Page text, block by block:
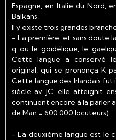
Espagne, en Italie du Nord,
Balkans.
Il y existe trois grandes
- Lapremière, et sans doute
q ou le goidélique, le
Cette langue a conservé
original, qui se prononça K
Cette langue des Irlandais fut
siècle av JC, elle atteignit
continuent encore à la parler
de Man = 600 000 locuteurs)
- La deuxième langue est le